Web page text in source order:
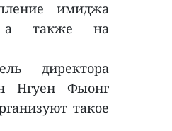
имиджа
а также на
директора
Нгуен Фыонг
такое